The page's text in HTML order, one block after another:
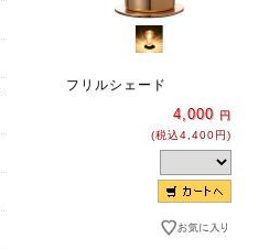
フリルシェード
4,000 円
(税込4,400円)